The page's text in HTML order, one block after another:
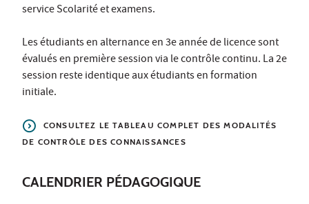
service Scolarité et examens.
Les étudiants en alternance en 3e année de licence sont
évalués en première session via le contrôle continu. La 2e
session reste identique aux étudiants en formation
initiale.
CONSULTEZ LE TABLEAU COMPLET DES MODALITÉS
DE CONTRÔLE DES CONNAISSANCES
CALENDRIER PÉDAGOGIQUE